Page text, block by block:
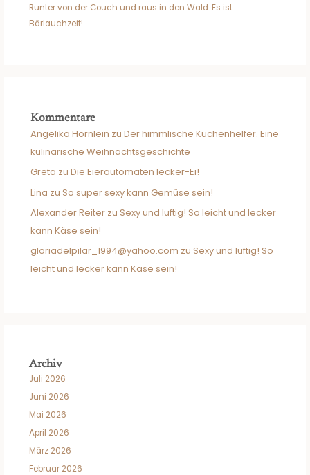
Runter von der Couch und raus in den Wald. Es ist
Bärlauchzeit!
Kommentare
Angelika Hörnlein zuDer himmlische Küchenhelfer. Eine
kulinarische Weihnachtsgeschichte
Greta zuDie Eierautomaten lecker-Ei!
Lina zu So super sexy kann Gemüse sein!
Alexander Reiter zu Sexy und luftig! So leicht und lecker
kann Käse sein!
gloriadelpilar_1994@yahoo.com zu Sexy und luftig! So
leicht und lecker kann Käse sein!
Archiv
Juli 2026
Juni 2026
Mai 2026
April 2026
März 2026
Februar 2026